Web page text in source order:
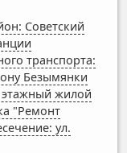
Советский
транспорта:
Безымянки
жилой
"Ремонт
ул.